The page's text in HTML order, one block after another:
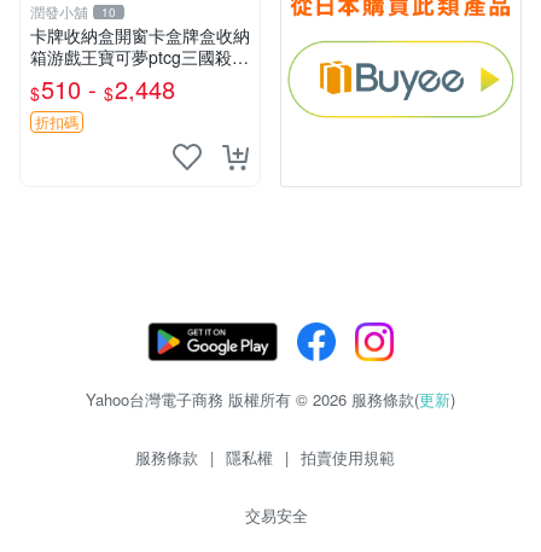
潤發小舖 10
卡牌收納盒開窗卡盒牌盒收納
箱游戲王寶可夢ptcg三國殺海
賊王dtcg
$510 - $2,448
折扣碼
Yahoo台灣電子商務 版權所有 © 2026 服務條款(更新)
服務條款 | 隱私權 | 拍賣使用規範
交易安全